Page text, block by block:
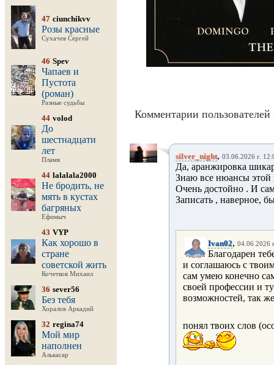
47 ciunchikvv
Розы красные
Сухачев Сергей
46 Spev
Чапаев и
Пустота
(роман)
Разные судьбы
44 volod
До
шестнадцати
лет
Пламя
44 lalalala2000
Не бродить, не
мять в кустах
багряных
Ефимыч
43 VYP
Как хорошо в
стране
советской жить
Кочетков Михаил
36 sever56
Без тебя
Хоралов Аркадий
32 regina74
Мой мир
наполнен
Алькасар
Комментарии пользователей
silver_night, 03.06.2026 г.
Да, аранжировка
Знаю все нюансы этой
Очень достойно . И
Записать , наверное,
Ivan02, 04.06.2026
Благодарен
и соглашаюсь с
сам умею конечно
своей профессии и
возможностей, так
понял твоих слов